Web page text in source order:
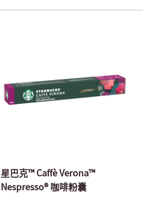
星巴克™ Caffè Verona™
Nespresso® 咖啡粉囊